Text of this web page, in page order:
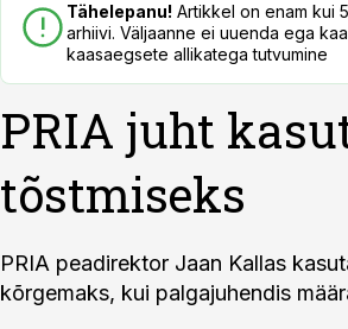
Tähelepanu! Artikkel on enam kui
arhiivi. Väljaanne ei uuenda ega
kaasaegsete allikatega tutvumine
PRIA juht
tõstmiseks
PRIA peadirektor Jaan Kallas
kõrgemaks, kui palgajuhendis